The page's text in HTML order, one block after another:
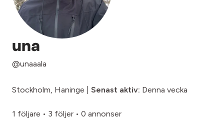
una
@unaaala
Stockholm, Haninge | Senast aktiv: Denna vecka
1 följare • 3 följer • 0 annonser